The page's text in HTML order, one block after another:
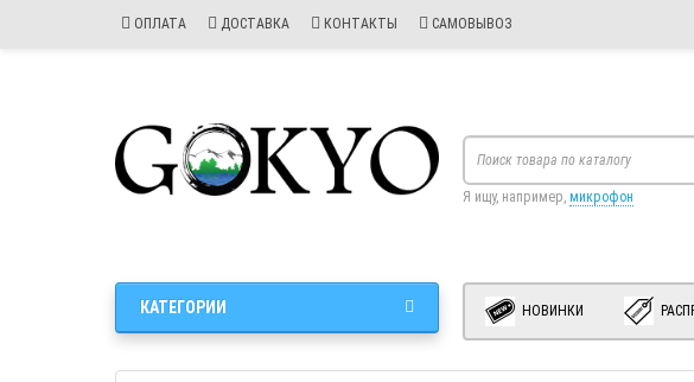
ОПЛАТА ДОСТАВКА КОНТАКТЫ САМОВЫВОЗ
Я ищу, например, микрофон
НОВИНКИ
КАТЕГОРИИ